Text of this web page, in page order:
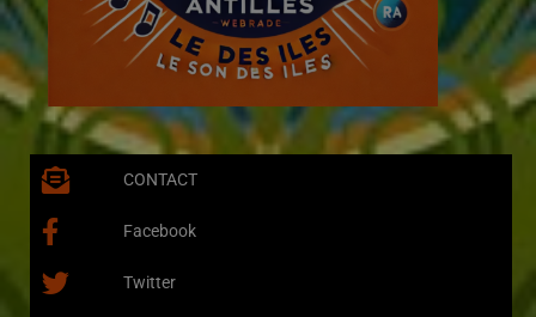
CONTACT
Facebook
Twitter